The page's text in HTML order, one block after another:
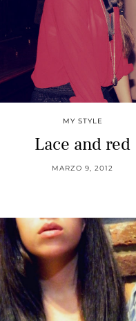
MY STYLE
Lace and red
MARZO 9, 2012